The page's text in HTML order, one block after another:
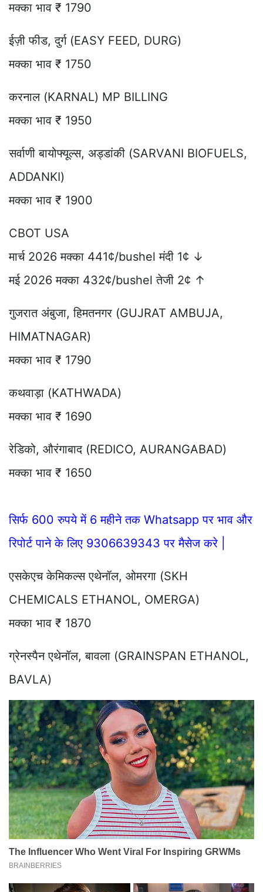
मक्का भाव ₹ 1790
ईज़ी फीड, दुर्ग (EASY FEED, DURG)
मक्का भाव ₹ 1750
करनाल (KARNAL) MP BILLING
मक्का भाव ₹ 1950
सर्वाणी बायोफ्यूल्स, अड्डांकी (SARVANI BIOFUELS,
ADDANKI)
मक्का भाव ₹ 1900
CBOT USA
मार्च 2026 मक्का 441¢/bushel मंदी 1¢ ↓
मई 2026 मक्का 432¢/bushel तेजी 2¢ ↑
गुजरात अंबुजा, हिमतनगर (GUJRAT AMBUJA,
HIMATNAGAR)
मक्का भाव ₹ 1790
कथवाड़ा (KATHWADA)
मक्का भाव ₹ 1690
रेडिको, औरंगाबाद (REDICO, AURANGABAD)
मक्का भाव ₹ 1650
सिर्फ 600 रुपये में 6 महीने तक Whatsapp पर भाव और
रिपोर्ट पाने के लिए 9306639343 पर मैसेज करे |
एसकेएच केमिकल्स एथेनॉल, ओमरगा (SKH
CHEMICALS ETHANOL, OMERGA)
मक्का भाव ₹ 1870
ग्रेनस्पैन एथेनॉल, बावला (GRAINSPAN ETHANOL,
BAVLA)